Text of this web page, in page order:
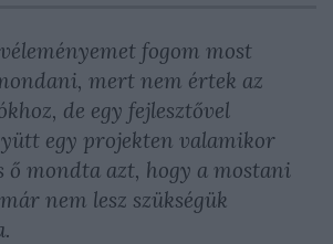
fogom most
mert nem értek az
de egy fejlesztővel
egy projekten valamikor
ő mondta azt, hogy a mostani
nem lesz szükségük